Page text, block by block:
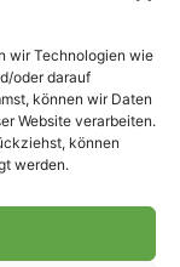
wir Technologien wie
oder darauf
können wir Daten
Website verarbeiten.
können
werden.